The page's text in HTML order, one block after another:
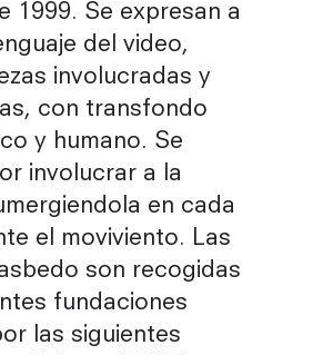
1999. Se expresan a
del video,
involucradas y
con transfondo
y humano. Se
involucrar a la
en cada
el moviviento. Las
son recogidas
fundaciones
las siguientes